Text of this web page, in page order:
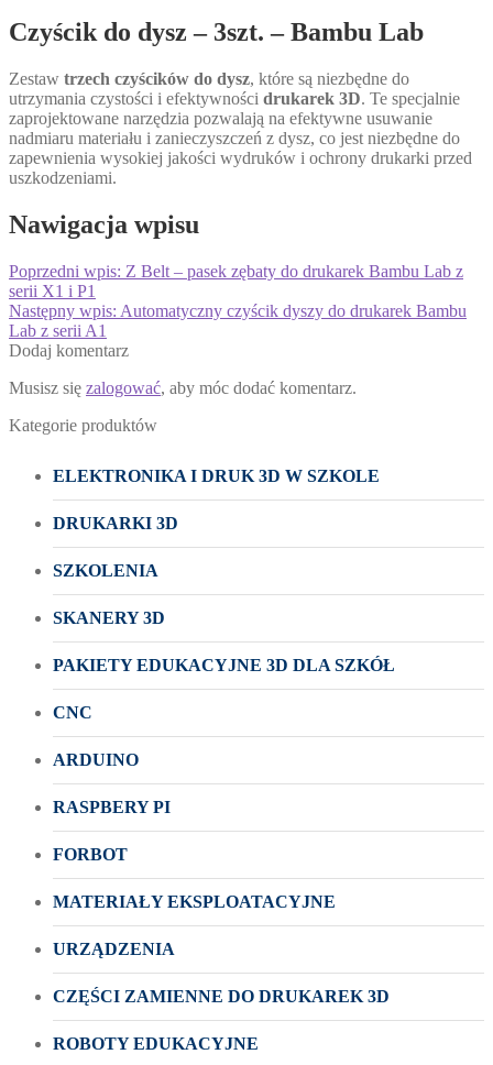
Czyścik do dysz – 3szt. – Bambu Lab
Zestaw trzech czyścików do dysz, które są niezbędne do
utrzymania czystości i efektywności drukarek 3D. Te specjalnie
zaprojektowane narzędzia pozwalają na efektywne usuwanie
nadmiaru materiału i zanieczyszczeń z dysz, co jest niezbędne do
zapewnienia wysokiej jakości wydruków i ochrony drukarki przed
uszkodzeniami.
Nawigacja wpisu
Poprzedni wpis: Z Belt – pasek zębaty do drukarek Bambu Lab z
serii X1 i P1
Następny wpis: Automatyczny czyścik dyszy do drukarek Bambu
Lab z serii A1
Dodaj komentarz
Musisz się zalogować, aby móc dodać komentarz.
Kategorie produktów
ELEKTRONIKA I DRUK 3D W SZKOLE
DRUKARKI 3D
SZKOLENIA
SKANERY 3D
PAKIETY EDUKACYJNE 3D DLA SZKÓŁ
CNC
ARDUINO
RASPBERY PI
FORBOT
MATERIAŁY EKSPLOATACYJNE
URZĄDZENIA
CZĘŚCI ZAMIENNE DO DRUKAREK 3D
ROBOTY EDUKACYJNE